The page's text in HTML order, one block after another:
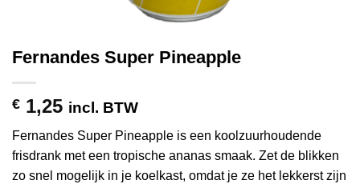
Fernandes Super Pineapple
€ 1,25 incl. BTW
Fernandes Super Pineapple is een koolzuurhoudende
frisdrank met een tropische ananas smaak. Zet de blikken
zo snel mogelijk in je koelkast, omdat je ze het lekkerst zijn